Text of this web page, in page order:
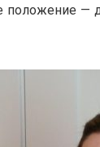
—